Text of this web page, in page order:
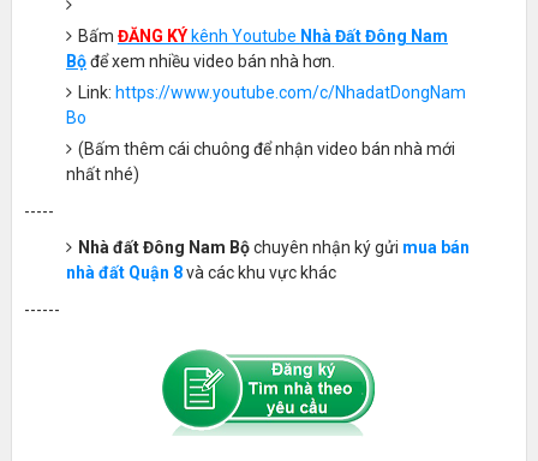
Bấm ĐĂNG KÝ kênh Youtube Nhà Đất Đông Nam
Bộđể xem nhiều video bán nhà hơn.
Link: https://www.youtube.com/c/NhadatDongNam
Bo
(Bấm thêm cái chuông để nhận video bán nhà mới
nhất nhé)
-----
Nhà đất Đông Nam Bộchuyên nhận ký gửi mua bán
nhà đất Quận 8và các khu vực khác
------